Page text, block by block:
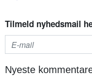
Tilmeld nyhedsmail
Nyeste